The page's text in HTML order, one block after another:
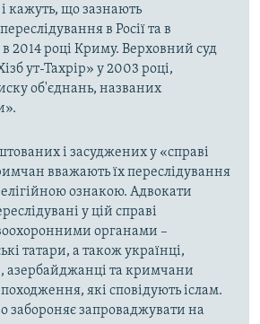
кажуть, що зазнають
в Росії та в
2014 році Криму. Верховний суд
ут-Тахрір» у 2003 році,
об'єднань, названих
і засуджених у «справі
вважають їх переслідування
ознакою. Адвокати
у цій справі
органами –
татари, а також українці,
азербайджанці та кримчани
які сповідують іслам.
забороняє запроваджувати на